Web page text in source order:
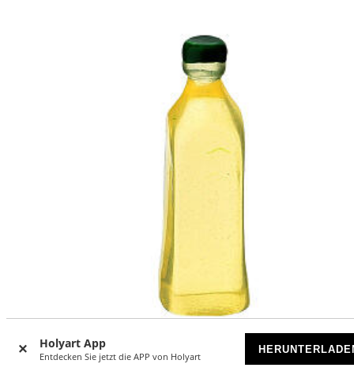
Holyart App
Entdecken Sie jetzt die APP von Holyart